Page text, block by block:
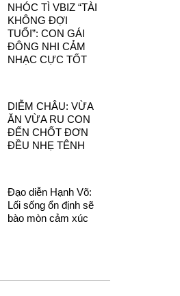
NHÓC TÌ VBIZ “TÀI
KHÔNG ĐỢI
TUỔI”: CON GÁI
ĐÔNG NHI CẢM
NHẠC CỰC TỐT
DIỄM CHÂU: VỪA
ĂN VỪA RU CON
ĐẾN CHỐT ĐƠN
ĐỀU NHẸ TÊNH
Đạo diễn Hạnh Võ:
Lối sống ổn định sẽ
bào mòn cảm xúc